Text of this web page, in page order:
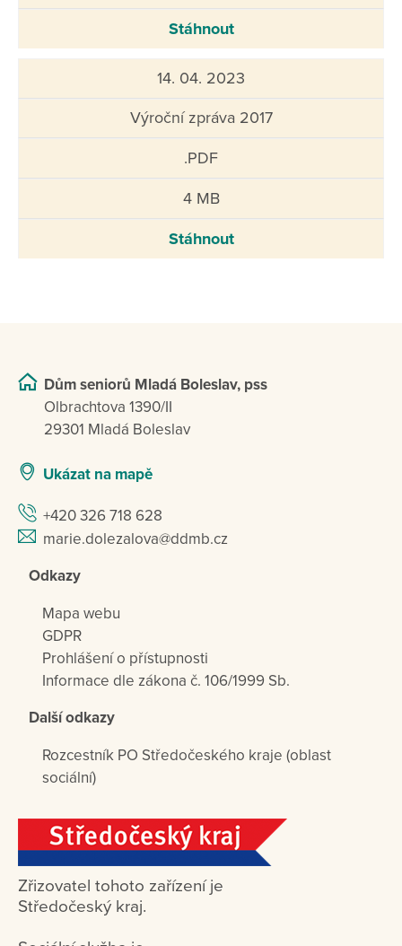
Stáhnout
14. 04. 2023
Výroční zpráva 2017
.PDF
4 MB
Stáhnout
Dům seniorů Mladá Boleslav, pss
Olbrachtova 1390/II
29301 Mladá Boleslav
Ukázat na mapě
+420 326 718 628
marie.dolezalova@ddmb.cz
Odkazy
Mapa webu
GDPR
Prohlášení o přístupnosti
Informace dle zákona č. 106/1999 Sb.
Další odkazy
Rozcestník PO Středočeského kraje (oblast
sociální)
Zřizovatel tohoto zařízení je
Středočeský kraj.